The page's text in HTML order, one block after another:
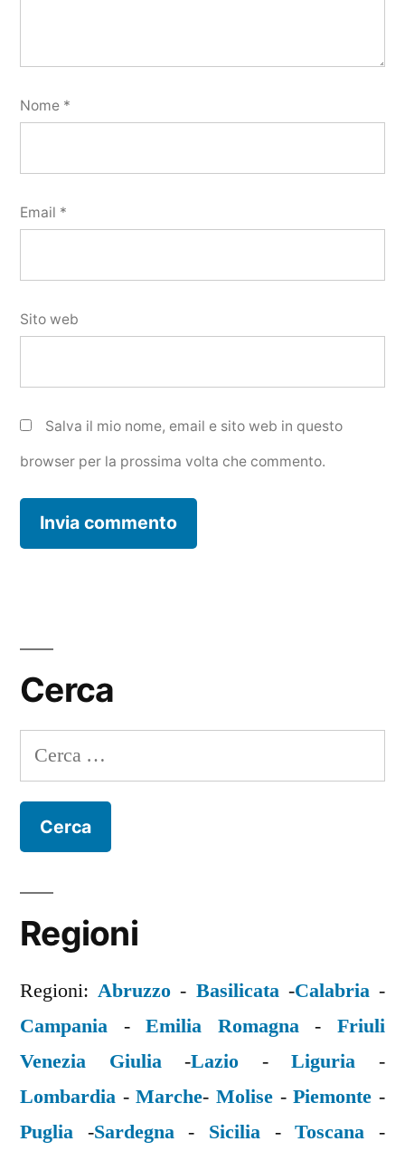
Nome *
Email *
Sito web
Salva il mio nome, email e sito web in questo
browser per la prossima volta che commento.
Cerca
Ricerca
per:
Regioni
Regioni:Abruzzo - Basilicata-Calabria-
Campania -Emilia Romagna-Friuli
Venezia Giulia-Lazio -Liguria -
Lombardia -Marche-Molise -Piemonte -
Puglia -Sardegna- Sicilia -Toscana -